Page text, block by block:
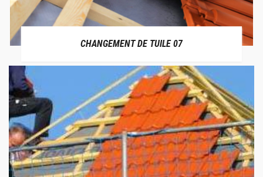
CHANGEMENT DE TUILE 07